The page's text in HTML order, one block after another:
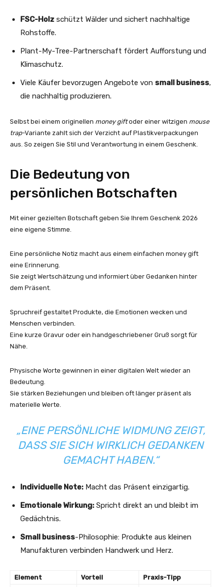
FSC-Holz schützt Wälder und sichert nachhaltige
Rohstoffe.
Plant-My-Tree-Partnerschaft fördert Aufforstung und
Klimaschutz.
Viele Käufer bevorzugen Angebote von small business,
die nachhaltig produzieren.
Selbst bei einem originellen money giftoder einer witzigen mouse
trap-Variante zahlt sich der Verzicht auf Plastikverpackungen
aus. So zeigen Sie Stil und Verantwortung in einem Geschenk.
Die Bedeutung von
persönlichen Botschaften
Mit einer gezielten Botschaft geben Sie Ihrem Geschenk 2026
eine eigene Stimme.
Eine persönliche Notiz macht aus einem einfachen money gift
eine Erinnerung.
Sie zeigt Wertschätzung und informiert über Gedanken hinter
dem Präsent.
Spruchreif gestaltet Produkte, die Emotionen wecken und
Menschen verbinden.
Eine kurze Gravur oder ein handgeschriebener Gruß sorgt für
Nähe.
Physische Worte gewinnen in einer digitalen Welt wieder an
Bedeutung.
Sie stärken Beziehungen und bleiben oft länger präsent als
materielle Werte.
„EINE PERSÖNLICHE WIDMUNG ZEIGT,
DASS SIE SICH WIRKLICH GEDANKEN
GEMACHT HABEN.“
Individuelle Note: Macht das Präsent einzigartig.
Emotionale Wirkung: Spricht direkt an und bleibt im
Gedächtnis.
Small business-Philosophie: Produkte aus kleinen
Manufakturen verbinden Handwerk und Herz.
Element Vorteil
Praxis-Tipp